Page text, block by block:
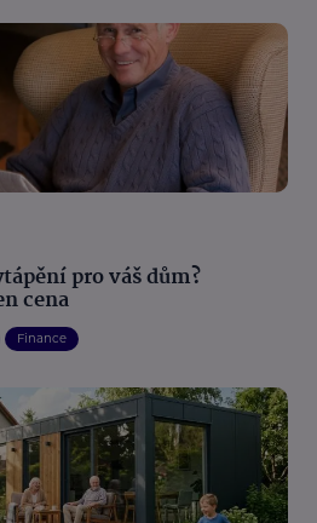
pro váš dům?
cena
Finance